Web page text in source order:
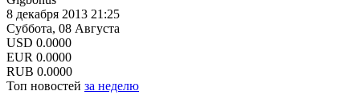
8 декабря 2013 21:25
Суббота, 08 Августа
USD 0.0000
EUR 0.0000
RUB 0.0000
Топ новостей за неделю